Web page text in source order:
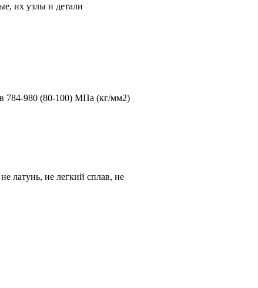
их узлы и детали
784-980 (80-100) МПа (кг/мм2)
латунь, не легкий сплав, не